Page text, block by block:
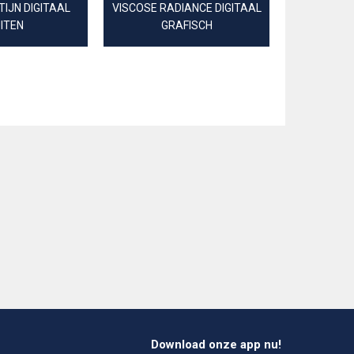
DIGITAAL
VISCOSE RADIANCE DIGITAAL
GRAFISCH
Download onze app nu!